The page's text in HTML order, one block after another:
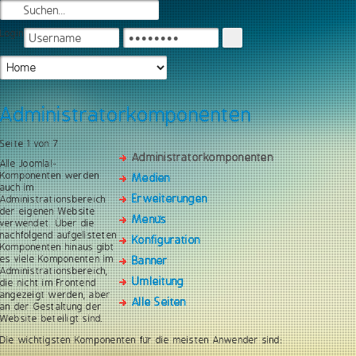
Login
Administratorkomponenten
Administratorkomponenten
Medien
Erweiterungen
Menüs
Konfiguration
Banner
Umleitung
Alle Seiten
Seite 1 von 7
Alle Joomla!-
Komponenten werden
auch im
Administrationsbereich
der eigenen Website
verwendet. Über die
nachfolgend aufgelisteten
Komponenten hinaus gibt
es viele Komponenten im
Administrationsbereich,
die nicht im Frontend
angezeigt werden, aber
an der Gestaltung der
Website beteiligt sind.
Die wichtigsten Komponenten für die meisten Anwender sind: